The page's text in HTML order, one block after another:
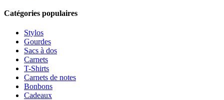
Catégories populaires
Stylos
Gourdes
Sacs à dos
Carnets
T-Shirts
Carnets de notes
Bonbons
Cadeaux